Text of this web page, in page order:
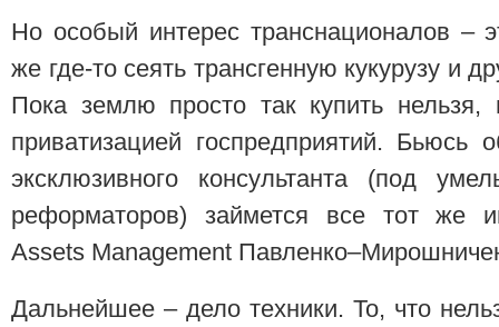
Но особый интерес транснационалов –
же где-то сеять трансгенную кукурузу и
Пока землю просто так купить
приватизацией госпредприятий.
эксклюзивного консультанта (под
реформаторов) займется все тот же
Assets Management
Дальнейшее – дело техники. То, что